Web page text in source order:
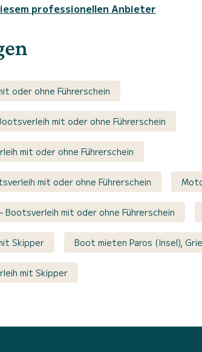
professionellen Anbieter
oder ohne Führerschein
mit oder ohne Führerschein
mit oder ohne Führerschein
mit oder ohne Führerschein
Bootsverleih mit oder ohne Führerschein
Skipper Boot mieten Paros (Insel),
mit Skipper